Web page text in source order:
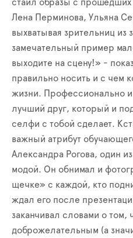
стайл образы с
Лена Перминова, Ульяна
выхватывая зрительниц из
замечательный пример
выходите на сцену!» -
правильно носить и с чем
жизни. Профессионально
лучший друг, который и
селфи с тобой сделает.
важный атрибут
Александра Рогова, один
модой. Он обнимал и
щечке» с каждой, кто
ждал его после
заканчивал словами о том,
доброжелательным (а